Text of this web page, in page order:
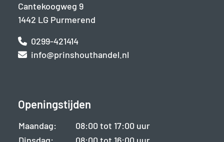
Cantekoogweg 9
1442 LG Purmerend
0299-421414
info@prinshouthandel.nl
Openingstijden
Maandag:
08:00 tot 17:00 uur